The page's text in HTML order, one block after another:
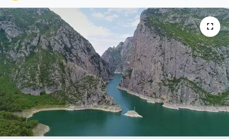
Yemek
Manşet Haberi
Haber Arşivi